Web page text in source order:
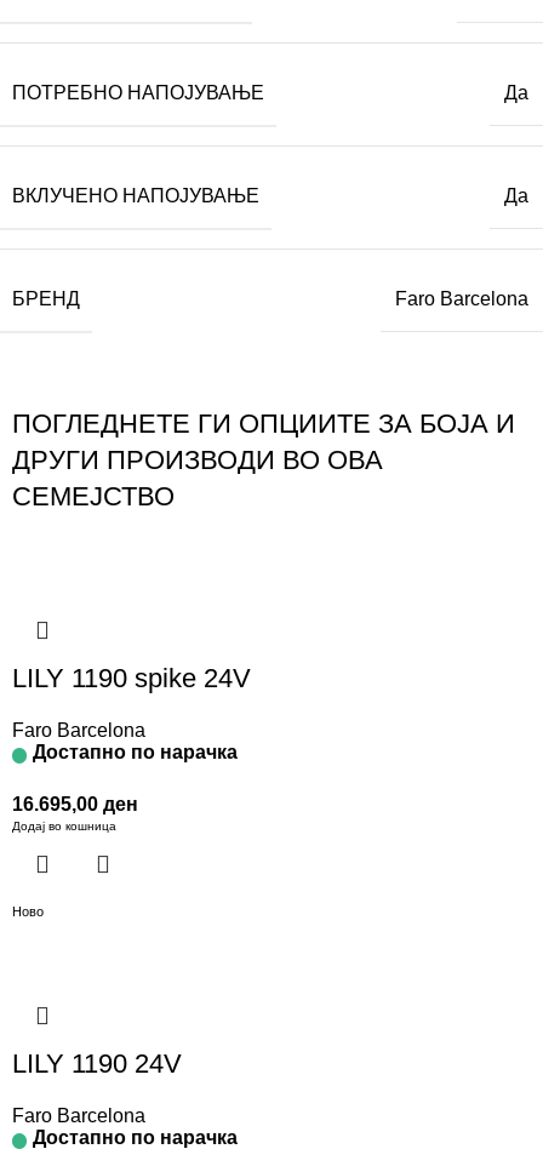
ПОТРЕБНО НАПОЈУВАЊЕ Да
ВКЛУЧЕНО НАПОЈУВАЊЕ Да
БРЕНД Faro Barcelona
ПОГЛЕДНЕТЕ ГИ ОПЦИИТЕ ЗА БОЈА И
ДРУГИ ПРОИЗВОДИ ВО ОВА
СЕМЕЈСТВО
LILY 1190 spike 24V
Faro Barcelona
Достапно по нарачка
16.695,00 ден
Додај во кошница
Ново
LILY 1190 24V
Faro Barcelona
Достапно по нарачка